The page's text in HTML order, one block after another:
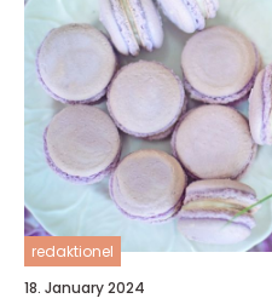
redaktionel
18. January 2024